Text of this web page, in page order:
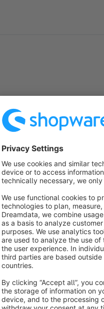
Sie haben in
Auch wenn Sie
Eine fehlende
Mit unserem
Dieser wird unter